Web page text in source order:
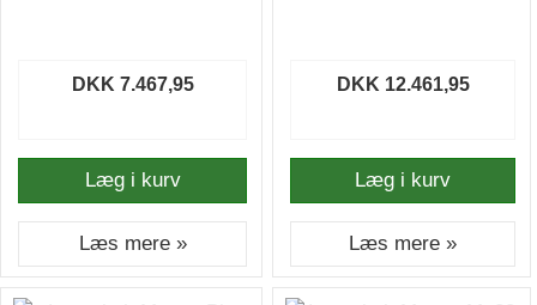
DKK 7.467,95
Læg i kurv
Læs mere »
DKK 12.461,95
Læg i kurv
Læs mere »